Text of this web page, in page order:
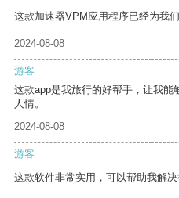
这款加速器VPM应用程序已经为我
2024-08-08
游客
这款app是我旅行的好帮手，让我
人情。
2024-08-08
游客
这款软件非常实用，可以帮助我解决